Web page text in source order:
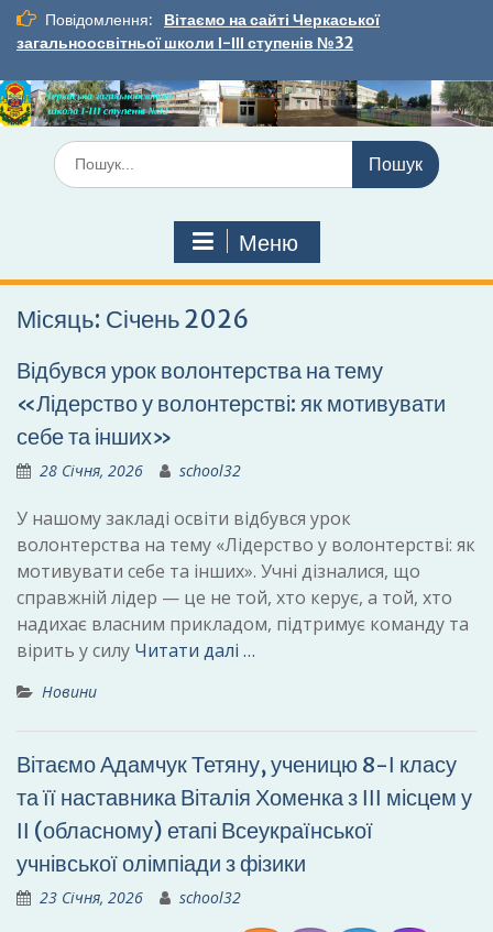
Перейти
вмісту
Повідомлення:
Вітаємо на сайті Черкаської
загальноосвітньої школи І-ІІІ ступенів №32
Шукати:
Меню
Місяць: Січень 2026
Відбувся урок волонтерства на тему
«Лідерство у волонтерстві: як мотивувати
себе та інших»
28 Січня, 2026 school32
У нашому закладі освіти відбувся урок
волонтерства на тему «Лідерство у волонтерстві: як
мотивувати себе та інших». Учні дізналися, що
справжній лідер — це не той, хто керує, а той, хто
надихає власним прикладом, підтримує команду та
вірить у силу Читати далі …
Новини
Вітаємо Адамчук Тетяну, ученицю 8-І класу
та її наставника Віталія Хоменка з ІІІ місцем у
ІІ (обласному) етапі Всеукраїнської
учнівської олімпіади з фізики
23 Січня, 2026 school32